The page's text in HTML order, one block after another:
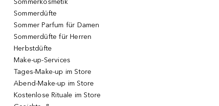
Sommerkosmetik
Sommerdüfte
Sommer Parfum für Damen
Sommerdüfte für Herren
Herbstdüfte
Make-up-Services
Tages-Make-up im Store
Abend-Make-up im Store
Kostenlose Rituale im Store